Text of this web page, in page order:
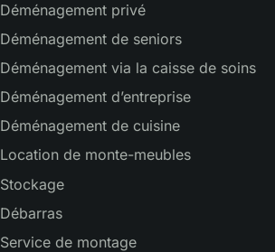
Déménagement privé
Déménagement de seniors
Déménagement via la caisse de soins
Déménagement d’entreprise
Déménagement de cuisine
Location de monte-meubles
Stockage
Débarras
Service de montage